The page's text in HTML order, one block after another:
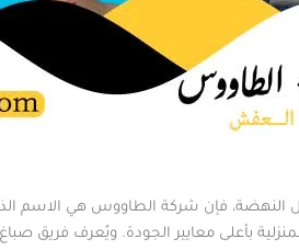
فإن شركة الطاووس هي الاسم الذي
بأعلى معايير الجودة. ويُعرف فريق